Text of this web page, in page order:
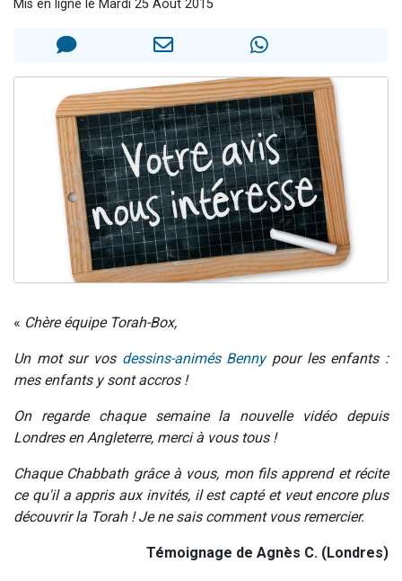
Il reste 49 places pour étudier en groupe sur Zoom
Mis en ligne le Mardi 25 Août 2015
« Chère équipe Torah-Box,
Un mot sur vos dessins-animés Bennypour les enfants :
mes enfants y sont accros !
On regarde chaque semaine la nouvelle vidéo depuis
Londres en Angleterre, merci à vous tous !
Chaque Chabbath grâce à vous, mon fils apprend et récite
ce qu'il a appris aux invités, il est capté et veut encore plus
découvrir la Torah ! Je ne sais comment vous remercier.
Témoignage de Agnès C. (Londres)